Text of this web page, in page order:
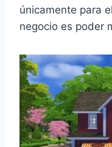
únicamente para
negocio es poder